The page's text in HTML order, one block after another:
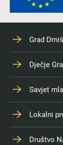
Grad
Dječje
Savjet
Lokalni
Društvo